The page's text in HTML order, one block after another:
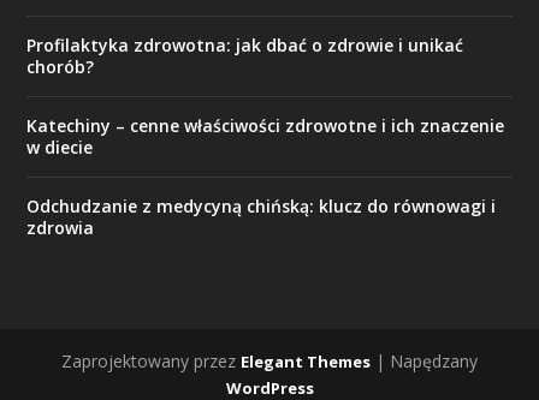
Profilaktyka zdrowotna: jak dbać o zdrowie i unikać
chorób?
Katechiny – cenne właściwości zdrowotne i ich znaczenie
w diecie
Odchudzanie z medycyną chińską: klucz do równowagi i
zdrowia
Zaprojektowany przez Elegant Themes | Napędzany
WordPress